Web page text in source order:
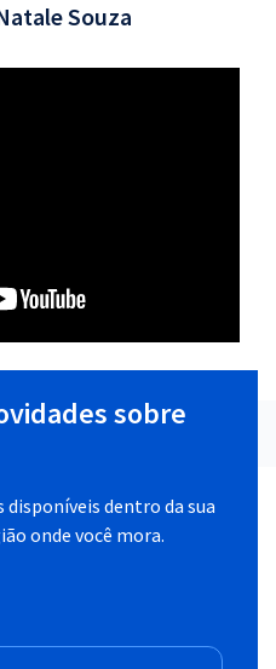
Souza
sobre
disponíveis dentro da sua
onde você mora.